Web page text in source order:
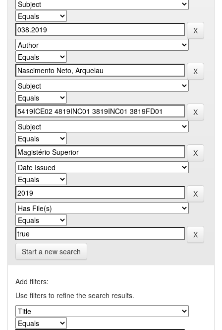
Start a new search
Add filters:
Use filters to refine the search results.